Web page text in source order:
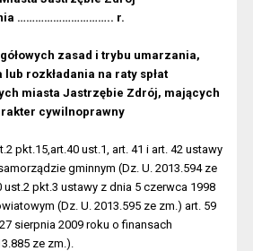
………………………….. r.
zasad i trybu umarzania,
rozkładania na raty spłat
miasta Jastrzębie Zdrój, mających
cywilnoprawny
pkt.15,art.40 ust.1, art. 41 i art. 42 ustawy
gminnym (Dz. U. 2013.594 ze
ust.2 pkt.3 ustawy z dnia 5 czerwca 1998
(Dz. U. 2013.595 ze zm.) art. 59
sierpnia 2009 roku o finansach
ze zm.).